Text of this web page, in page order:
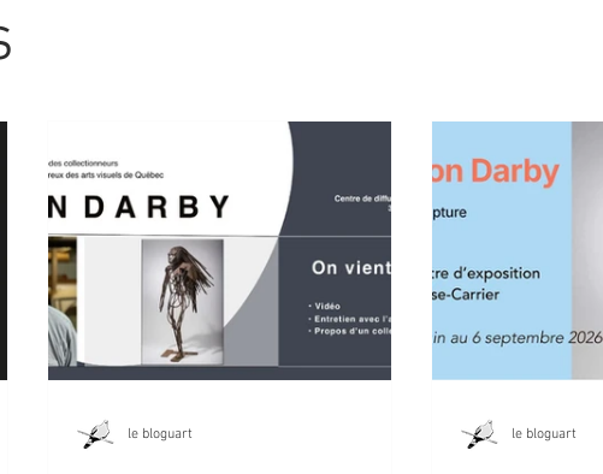
le bloguart le bloguart